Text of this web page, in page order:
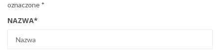
oznaczone *
NAZWA*